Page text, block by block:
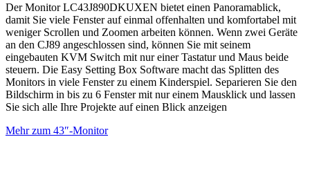
Der Monitor LC43J890DKUXEN bietet einen Panoramablick,
damit Sie viele Fenster auf einmal offenhalten und komfortabel mit
weniger Scrollen und Zoomen arbeiten können. Wenn zwei Geräte
an den CJ89 angeschlossen sind, können Sie mit seinem
eingebauten KVM Switch mit nur einer Tastatur und Maus beide
steuern. Die Easy Setting Box Software macht das Splitten des
Monitors in viele Fenster zu einem Kinderspiel. Separieren Sie den
Bildschirm in bis zu 6 Fenster mit nur einem Mausklick und lassen
Sie sich alle Ihre Projekte auf einen Blick anzeigen
Mehr zum 43″-Monitor